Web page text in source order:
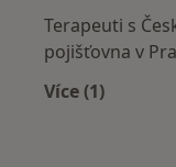
Terapeuti s
pojišťovna v
Více (1)